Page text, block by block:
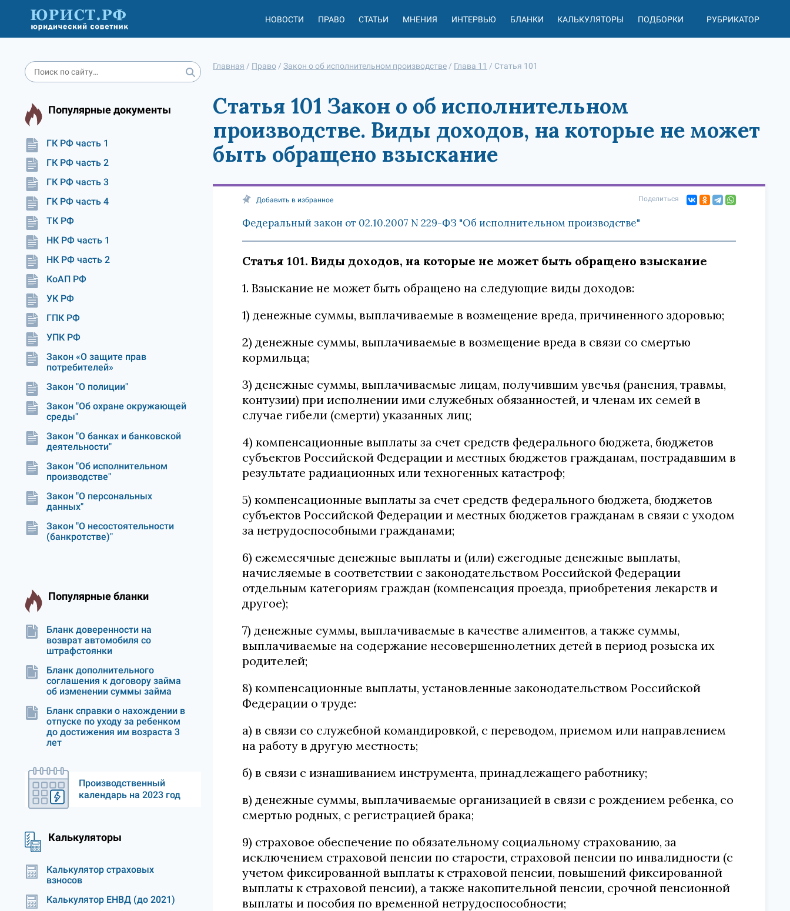
НОВОСТИ ПРАВО СТАТЬИ МНЕНИЯ ИНТЕРВЬЮ БЛАНКИ КАЛЬКУЛЯТОРЫ ПОДБОРКИ РУБРИКАТОР
Популярные документы
ГК РФ часть 1
ГК РФ часть 2
ГК РФ часть 3
ГК РФ часть 4
ТК РФ
НК РФ часть 1
НК РФ часть 2
КоАП РФ
УК РФ
ГПК РФ
УПК РФ
Закон «О защите прав
потребителей»
Закон "О полиции"
Закон "Об охране окружающей
среды"
Закон "О банках и банковской
деятельности"
Закон "Об исполнительном
производстве"
Закон "О персональных
данных"
Закон "О несостоятельности
(банкротстве)"
Популярные бланки
Бланк доверенности на
возврат автомобиля со
штрафстоянки
Бланк дополнительного
соглашения к договору займа
об изменении суммы займа
Бланк справки о нахождении в
отпуске по уходу за ребенком
до достижения им возраста 3
лет
Производственный
календарь на 2023 год
Калькуляторы
Калькулятор страховых
взносов
Калькулятор ЕНВД (до 2021)
Главная / Право / Закон о об исполнительном производстве / Глава 11 / Статья 101
Статья 101 Закон о об исполнительном
производстве. Виды доходов, на которые не может
быть обращено взыскание
Добавить в избранное Поделиться
Федеральный закон от 02.10.2007 N 229-ФЗ "Об исполнительном производстве"
Статья 101. Виды доходов, на которые не может быть обращено взыскание
1. Взыскание не может быть обращено на следующие виды доходов:
1) денежные суммы, выплачиваемые в возмещение вреда, причиненного здоровью;
2) денежные суммы, выплачиваемые в возмещение вреда в связи со смертью
кормильца;
3) денежные суммы, выплачиваемые лицам, получившим увечья (ранения, травмы,
контузии) при исполнении ими служебных обязанностей, и членам их семей в
случае гибели (смерти) указанных лиц;
4) компенсационные выплаты за счет средств федерального бюджета, бюджетов
субъектов Российской Федерации и местных бюджетов гражданам, пострадавшим в
результате радиационных или техногенных катастроф;
5) компенсационные выплаты за счет средств федерального бюджета, бюджетов
субъектов Российской Федерации и местных бюджетов гражданам в связи с уходом
за нетрудоспособными гражданами;
6) ежемесячные денежные выплаты и (или) ежегодные денежные выплаты,
начисляемые в соответствии с законодательством Российской Федерации
отдельным категориям граждан (компенсация проезда, приобретения лекарств и
другое);
7) денежные суммы, выплачиваемые в качестве алиментов, а также суммы,
выплачиваемые на содержание несовершеннолетних детей в период розыска их
родителей;
8) компенсационные выплаты, установленные законодательством Российской
Федерации о труде:
а) в связи со служебной командировкой, с переводом, приемом или направлением
на работу в другую местность;
б) в связи с изнашиванием инструмента, принадлежащего работнику;
в) денежные суммы, выплачиваемые организацией в связи с рождением ребенка, со
смертью родных, с регистрацией брака;
9) страховое обеспечение по обязательному социальному страхованию, за
исключением страховой пенсии по старости, страховой пенсии по инвалидности (с
учетом фиксированной выплаты к страховой пенсии, повышений фиксированной
выплаты к страховой пенсии), а также накопительной пенсии, срочной пенсионной
выплаты и пособия по временной нетрудоспособности;